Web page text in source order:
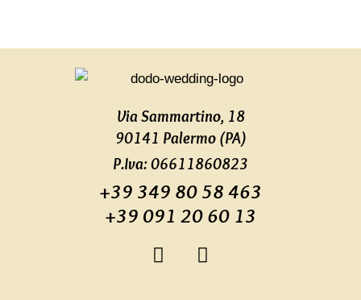
Via Sammartino, 18
90141 Palermo (PA)
P.Iva: 06611860823
+39 349 80 58 463
+39 091 20 60 13
F
a
I
n